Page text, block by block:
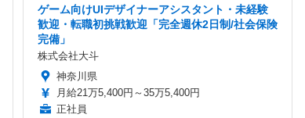
ゲーム向けUIデザイナーアシスタント・未経験
歓迎・転職初挑戦歓迎「完全週休2日制/社会保険
完備」
株式会社大斗
神奈川県
月給21万5,400円～35万5,400円
正社員